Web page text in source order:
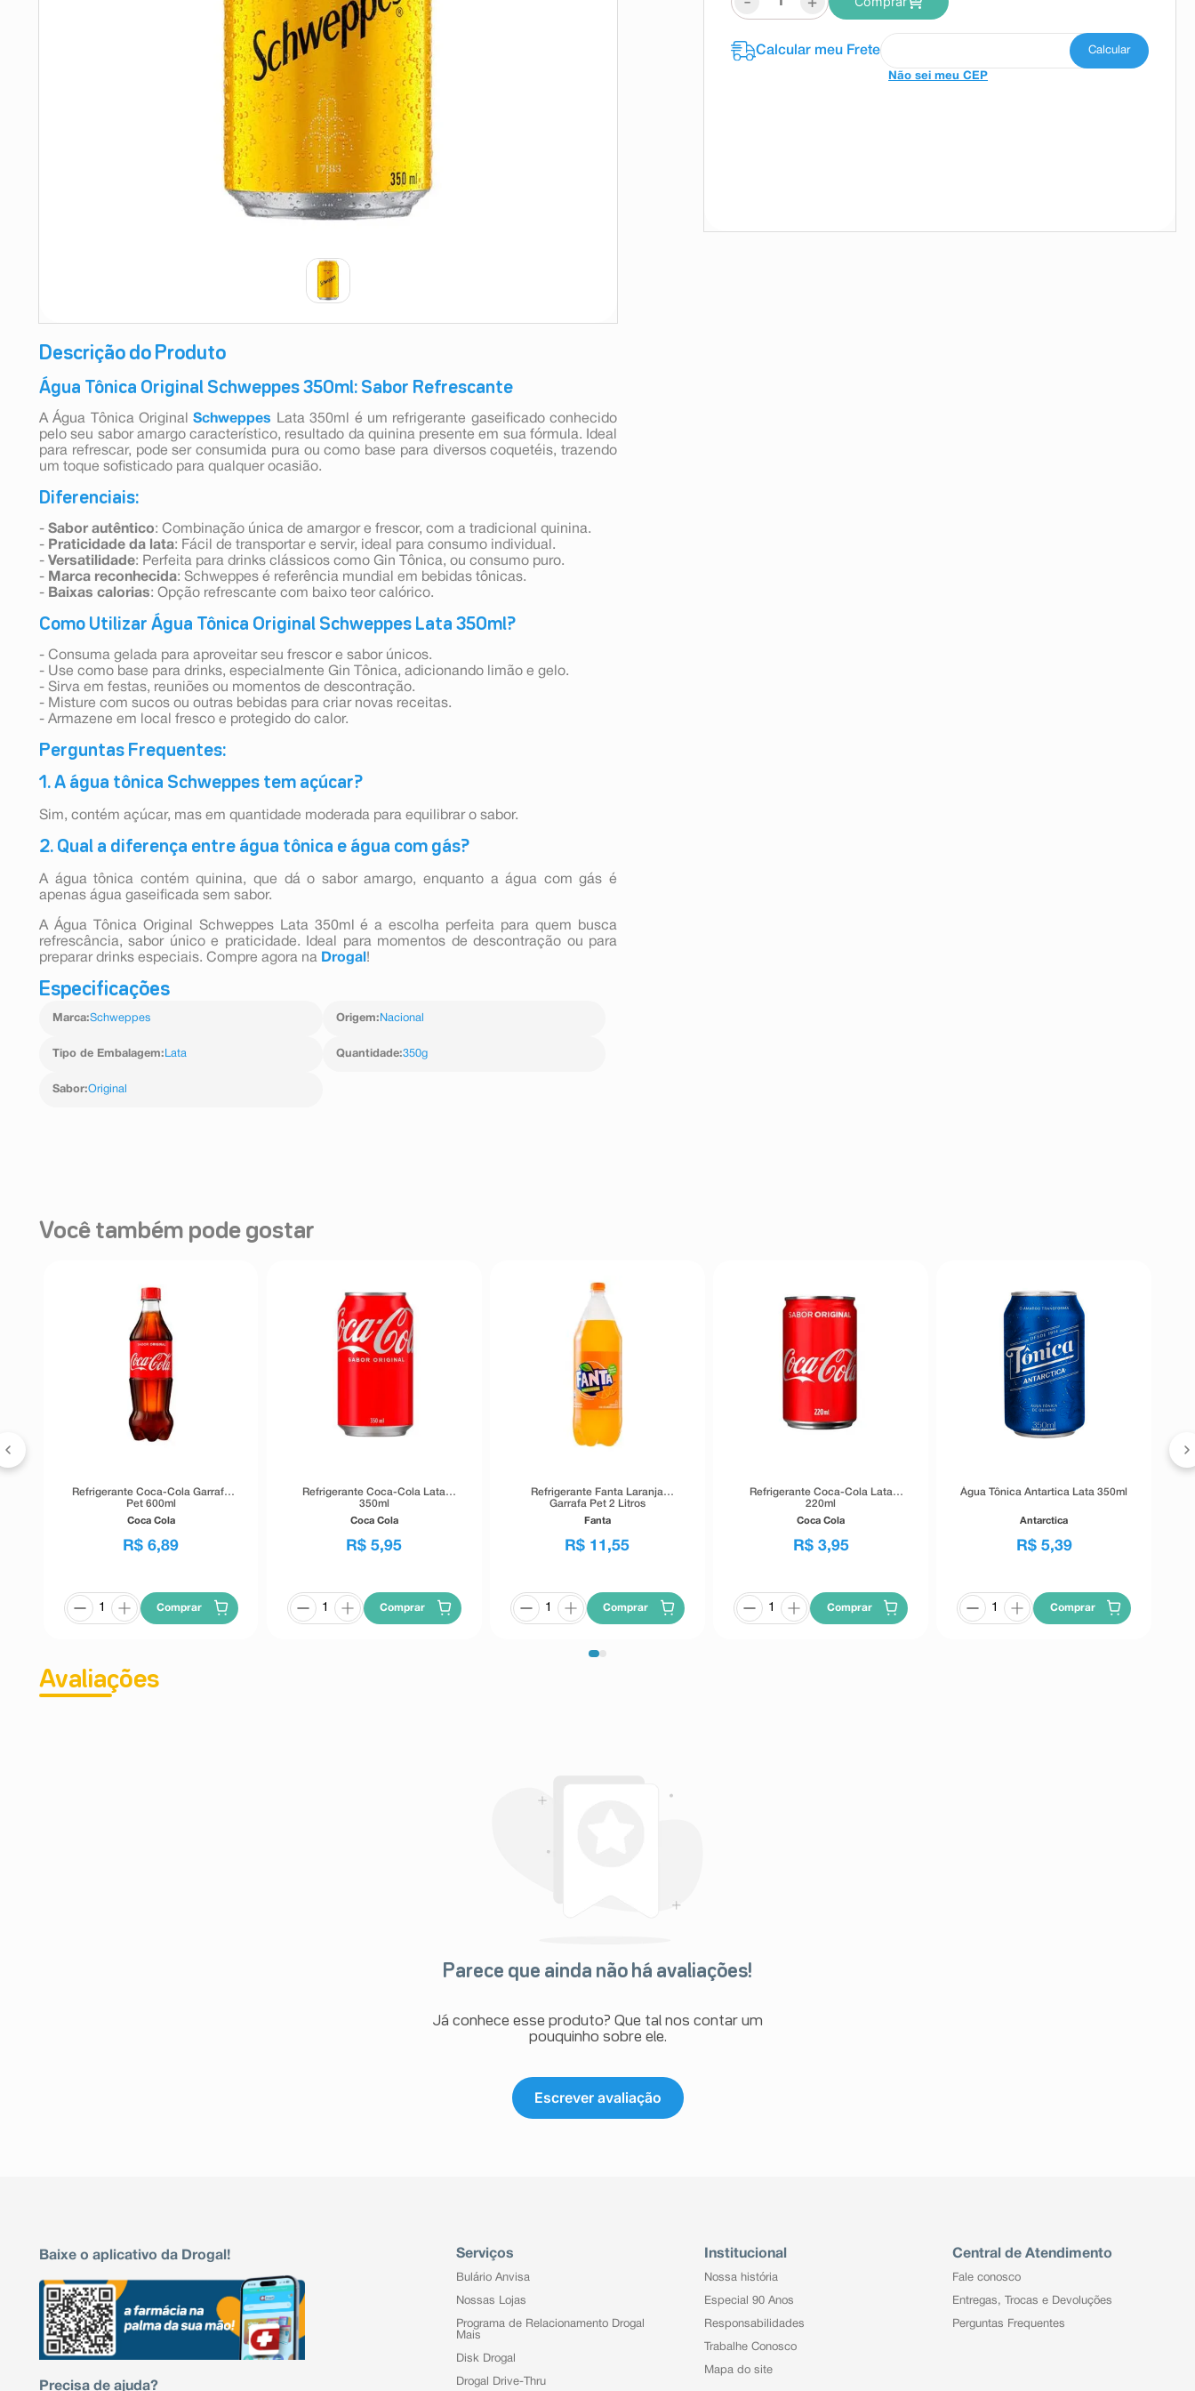
Descrição do Produto
Água Tônica Original Schweppes 350ml: Sabor Refrescante
A Água Tônica OriginalSchweppes
Lata 350ml é um refrigerante gaseificado conhecido
pelo seu sabor amargo característico, resultado da quinina presente em sua fórmula. Ideal
para refrescar, pode ser consumida pura ou como base para diversos coquetéis, trazendo
um toque sofisticado para qualquer ocasião.
Diferenciais:
- Sabor autêntico: Combinação única de amargor e frescor, com a tradicional quinina.
- Praticidade da lata: Fácil de transportar e servir, ideal para consumo individual.
- Versatilidade: Perfeita para drinks clássicos como Gin Tônica, ou consumo puro.
- Marca reconhecida: Schweppes é referência mundial em bebidas tônicas.
- Baixas calorias: Opção refrescante com baixo teor calórico.
Como Utilizar Água Tônica Original Schweppes Lata 350ml?
- Consuma gelada para aproveitar seu frescor e sabor únicos.
- Use como base para drinks, especialmente Gin Tônica, adicionando limão e gelo.
- Sirva em festas, reuniões ou momentos de descontração.
- Misture com sucos ou outras bebidas para criar novas receitas.
- Armazene em local fresco e protegido do calor.
Perguntas Frequentes:
1. A água tônica Schweppes tem açúcar?
Sim, contém açúcar, mas em quantidade moderada para equilibrar o sabor.
2. Qual a diferença entre água tônica e água com gás?
A água tônica contém quinina, que dá o sabor amargo, enquanto a água com gás é
apenas água gaseificada sem sabor.
A Água Tônica Original Schweppes Lata 350ml é a escolha perfeita para quem busca
refrescância, sabor único e praticidade. Ideal para momentos de descontração ou para
preparar drinks especiais. Compre agora na Drogal !
Especificações
Marca:Schweppes Origem: Nacional
Tipo de Embalagem: Lata Quantidade:350g
Sabor:Original
Não sei meu CEP
Você também pode gostar
Refrigerante Coca-Cola Garrafa
Pet 600ml
Coca Cola
R$ 6,89
Comprar
Refrigerante Coca-Cola Lata
350ml
Coca Cola
R$ 5,95
Comprar
Refrigerante Fanta Laranja
Garrafa Pet 2 Litros
Fanta
R$ 11 ,55
Comprar
Refrigerante Coca-Cola Lata
220ml
Coca Cola
R$ 3,95
Comprar
Água Tônica Antartica Lata 350ml
Antarctica
R$ 5,39
Comprar
Avaliações
Parece que ainda não há avaliações!
Já conhece esse produto? Que tal nos contar um
pouquinho sobre ele.
Escrever avaliação
Baixe o aplicativo da Drogal!
Precisa de ajuda?
Serviços
Bulário Anvisa
Nossas Lojas
Programa de Relacionamento Drogal
Mais
Disk Drogal
Drogal Drive-Thru
Institucional
Nossa história
Especial 90 Anos
Responsabilidades
Trabalhe Conosco
Mapa do site
Central de Atendimento
Fale conosco
Entregas, Trocas e Devoluções
Perguntas Frequentes
9º teste gravidez
10 ºesmalte